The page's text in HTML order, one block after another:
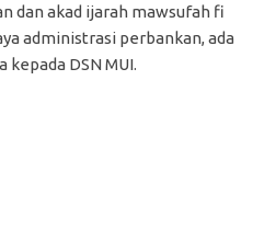
dan akad ijarah mawsufah fi
administrasi perbankan, ada
DSN MUI.